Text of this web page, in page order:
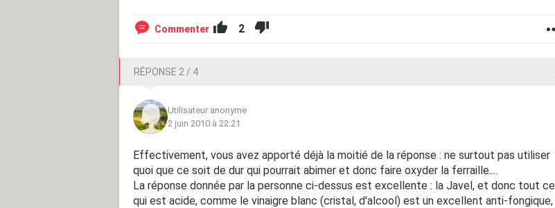
Commenter 2
RÉPONSE 2 / 4
Utilisateur anonyme
2 juin 2010 à 22:21
Effectivement, vous avez apporté déjà la moitié de la réponse : ne surtout pas utiliser
quoi que ce soit de dur qui pourrait abimer et donc faire oxyder la ferraille....
La réponse donnée par la personne ci-dessus est excellente : la Javel, et donc tout ce
qui est acide, comme le vinaigre blanc (cristal, d'alcool) est un excellent anti-fongique,